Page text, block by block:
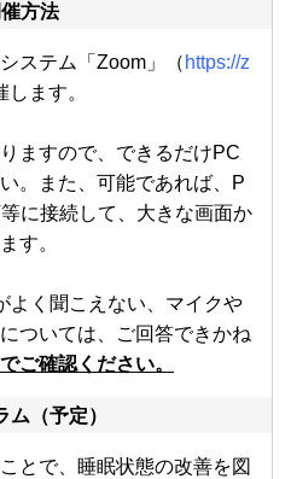
方法
ステム「Zoom」（ https://z
ます。
ますので、できるだけPC
。また、可能であれば、P
に接続して、大きな画面か
す。
よく聞こえない、マイクや
ついては、ご回答できかね
ご確認ください。
ム（予定）
とで、睡眠状態の改善を図